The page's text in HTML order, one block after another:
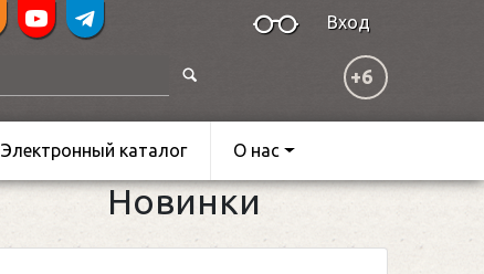
Вход
+6
Электронный каталог О нас
Новинки